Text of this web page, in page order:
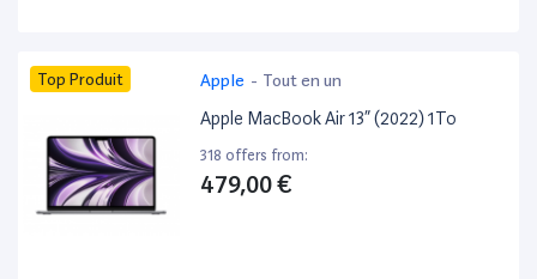
Top Produit Apple - Tout en un
Apple MacBook Air 13” (2022) 1To
318 offers from:
479,00 €